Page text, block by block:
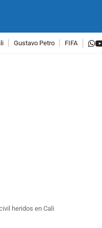
Gustavo Petro FIFA
heridos en Cali